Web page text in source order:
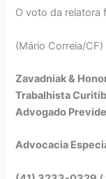
O voto da relatora
(Mário Correia/CF)
Zavadniak &
Trabalhista
Advogado
Advocacia